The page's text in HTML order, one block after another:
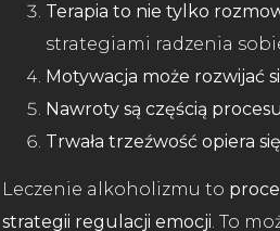
Terapia to nie tylko
strategiami radzenia
Motywacja może rozwijać
Nawroty są częścią
Trwała trzeźwość opiera
Leczenie alkoholizmu to
strategii regulacji emocji. To